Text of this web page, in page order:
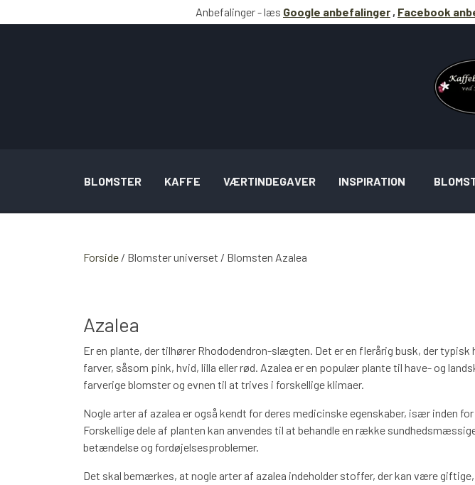
Anbefalinger - læs Google anbefalinger , Facebook
BLOMSTER KAFFE VÆRTINDEGAVER INSPIRATION
BUKETTER INSPIRATION
BÅREBUKETTER INSPIRATION
Forside Blomster universet Blomsten Azalea
Azalea
Er en plante, der tilhører Rhododendron-slægten. Det er en flerårig busk, der
farver, såsom pink, hvid, lilla eller rød. Azalea er en populær plante til have- og
farverige blomster og evnen til at trives i forskellige klimaer.
Nogle arter af azalea er også kendt for deres medicinske egenskaber, især inden
Forskellige dele af planten kan anvendes til at behandle en række
betændelse og fordøjelsesproblemer.
Det skal bemærkes, at nogle arter af azalea indeholder stoffer, der kan være